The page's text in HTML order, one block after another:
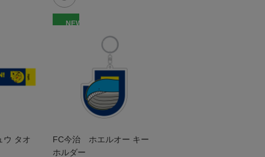
タオ
NEW
FC今治 ホエルオー キー
ホルダー